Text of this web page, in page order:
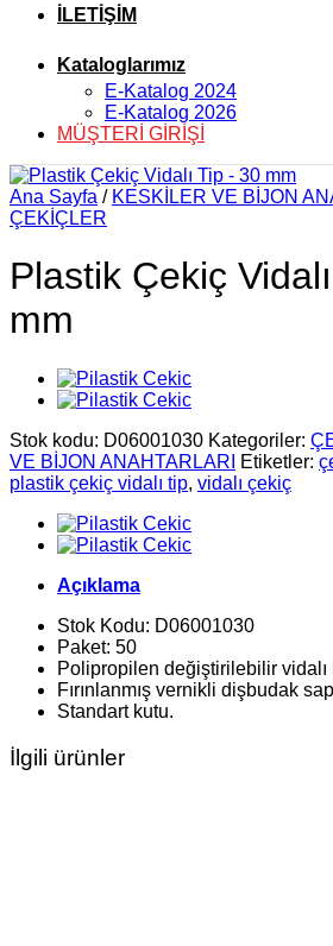
İLETİŞİM
Kataloglarımız
E-Katalog 2024
E-Katalog 2026
MÜŞTERİ GİRİŞİ
Ana Sayfa / KESKİLER VE BİJON
ÇEKİÇLER
Plastik Çekiç
mm
Stok kodu: D06001030 Kategoriler:
VE BİJON ANAHTARLARI
Etiketler:
plastik çekiç vidalı tip, vidalı çekiç
Açıklama
Stok Kodu: D06001030
Paket: 50
Polipropilen değiştirilebilir vidalı
Fırınlanmış vernikli dişbudak
Standart kutu.
İlgili ürünler